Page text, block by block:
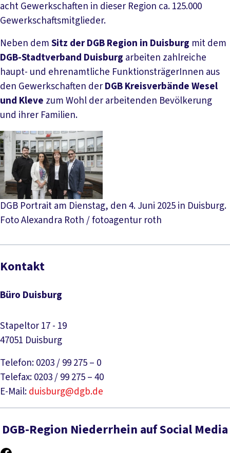
acht Gewerkschaften in dieser Region ca. 125.000
Gewerkschaftsmitglieder.
Neben demSitz der DGB Region in Duisburg mit dem
DGB-Stadtverband Duisburg arbeiten zahlreiche
haupt- und ehrenamtliche FunktionsträgerInnen aus
den Gewerkschaften derDGB Kreisverbände Wesel
und Kleve zum Wohl der arbeitenden Bevölkerung
und ihrer Familien.
DGB Portrait am Dienstag, den 4. Juni 2025 in Duisburg.
Foto Alexandra Roth / fotoagentur roth
Kontakt
Büro Duisburg
Stapeltor 17 - 19
47051 Duisburg
Telefon: 0203 / 99 275 – 0
Telefax: 0203 / 99 275 – 40
E-Mail:duisburg@dgb.de
DGB-Region Niederrhein auf Social Media